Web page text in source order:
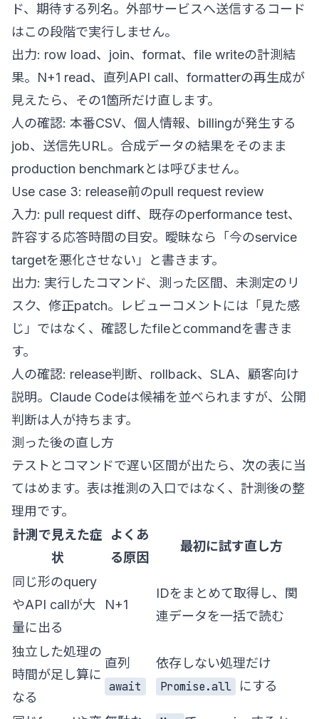
ド、期待する列名。外部サービスへ送信するコード
はこの段階で実行しません。
出力: row load、join、format、file writeの計測結
果。N+1 read、直列API call、formatterの再生成が
見えたら、その1箇所だけ直します。
人の確認: 本番CSV、個人情報、billingが発生する
job、送信先URL。合成データの結果をそのまま
production benchmarkとは呼びません。
Use case 3: release前のpull request review
入力: pull request diff、既存のperformance test、
許容する応答時間の目安。曖昧なら「今のservice
targetを悪化させない」と書きます。
出力: 実行したコマンド、測った区間、未測定のリ
スク、修正patch。レビューコメントには「見た感
じ」ではなく、確認したfileとcommandを書きま
す。
人の確認: release判断、rollback、SLA、顧客向け
説明。Claude Codeは候補を並べられますが、公開
判断は人が持ちます。
測った後の直し方
テストとコマンドで遅い区間が出たら、次の表に当
てはめます。表は推測の入口ではなく、計測後の整
理用です。
計測で見えた症
状
よくあ
る原因
最初に試す直し方
同じ形のquery
やAPI callが大
量に出る
N+1
IDをまとめて取得し、関
連データを一括で読む
独立した処理の
時間が足し算に
なる
直列
await
依存しない処理だけ
Promise.all
にする